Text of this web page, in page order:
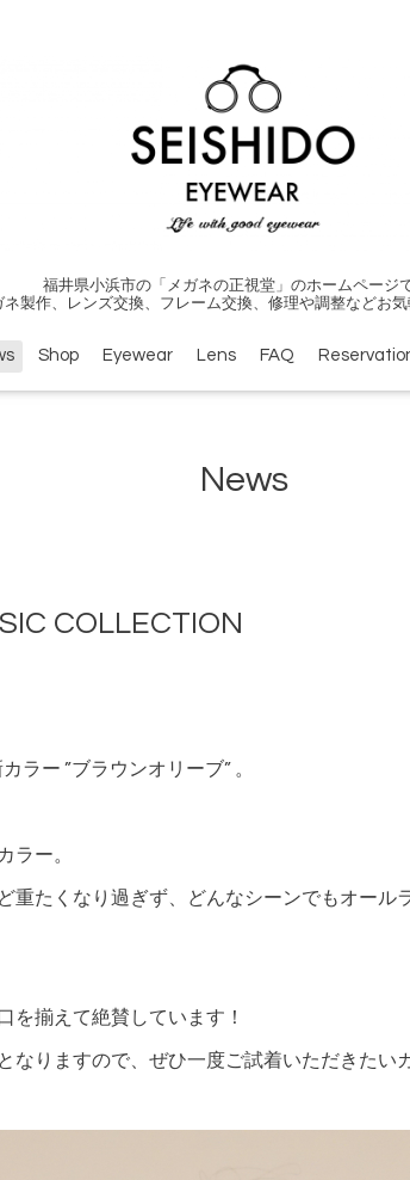
福井県小浜市の「メガネの正視堂」のホームページで
ネ製作、レンズ交換、フレーム交換、修理や調整などお気
Shop Eyewear Lens FAQ
News
COLLECTION
ラー ”ブラウンオリーブ” 。
ラー。
重たくなり過ぎず、どんなシーンでもオール
を揃えて絶賛しています！
なりますので、ぜひ一度ご試着いただきたい